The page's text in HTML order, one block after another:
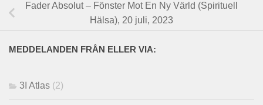
Fader Absolut – Fönster Mot En Ny Värld (Spirituell
Hälsa), 20 juli, 2023
MEDDELANDEN FRÅN ELLER VIA:
3I Atlas (2)